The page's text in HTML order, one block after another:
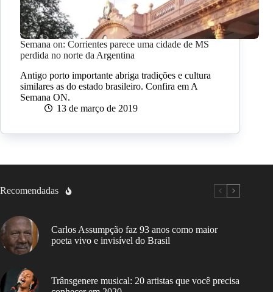
Semana on: Corrientes parece uma cidade de MS
perdida no norte da Argentina
Antigo porto importante abriga tradições e cultura
similares as do estado brasileiro. Confira em A
Semana ON.
13 de março de 2019
Recomendadas
Carlos Assumpção faz 93 anos como maior
poeta vivo e invisível do Brasil
Trânsgenere musical: 20 artistas que você precisa